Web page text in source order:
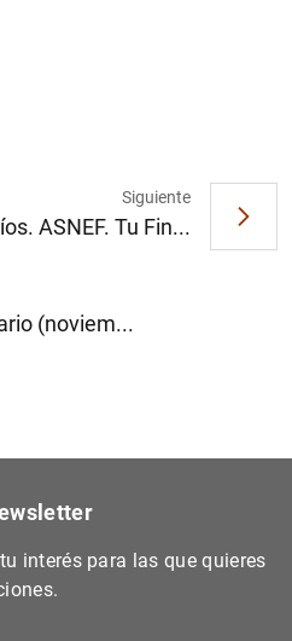
(noviem...
Siguiente
ASNEF. Tu Fin...
interés para las que quieres